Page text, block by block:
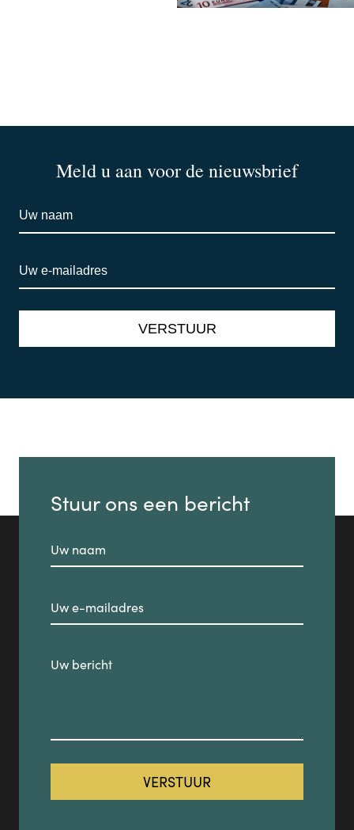
Meld u aan voor de nieuwsbrief
Stuur ons een bericht